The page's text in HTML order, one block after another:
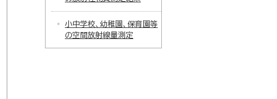
小中学校、幼稚園、保育園等
の空間放射線量測定